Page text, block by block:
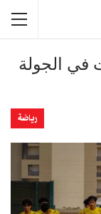
في الجولة
رياضة